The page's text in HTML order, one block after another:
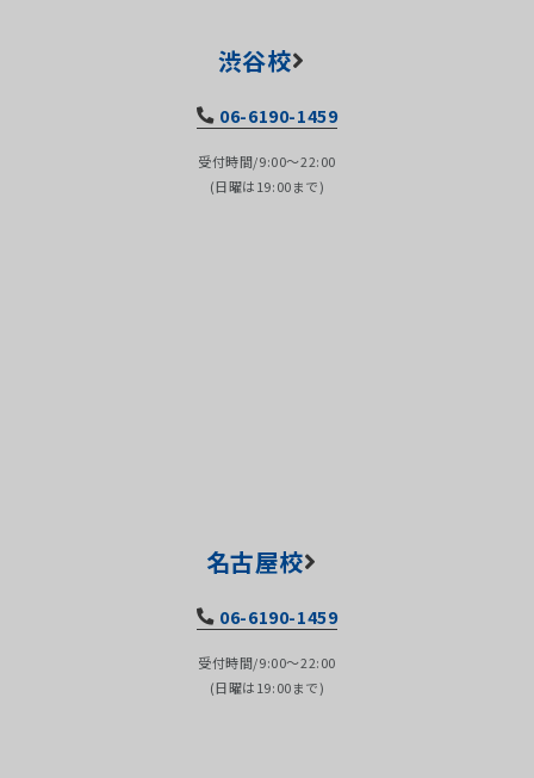
渋谷校
06-6190-1459
受付時間/9:00～22:00
(日曜は19:00まで)
名古屋校
06-6190-1459
受付時間/9:00～22:00
(日曜は19:00まで)